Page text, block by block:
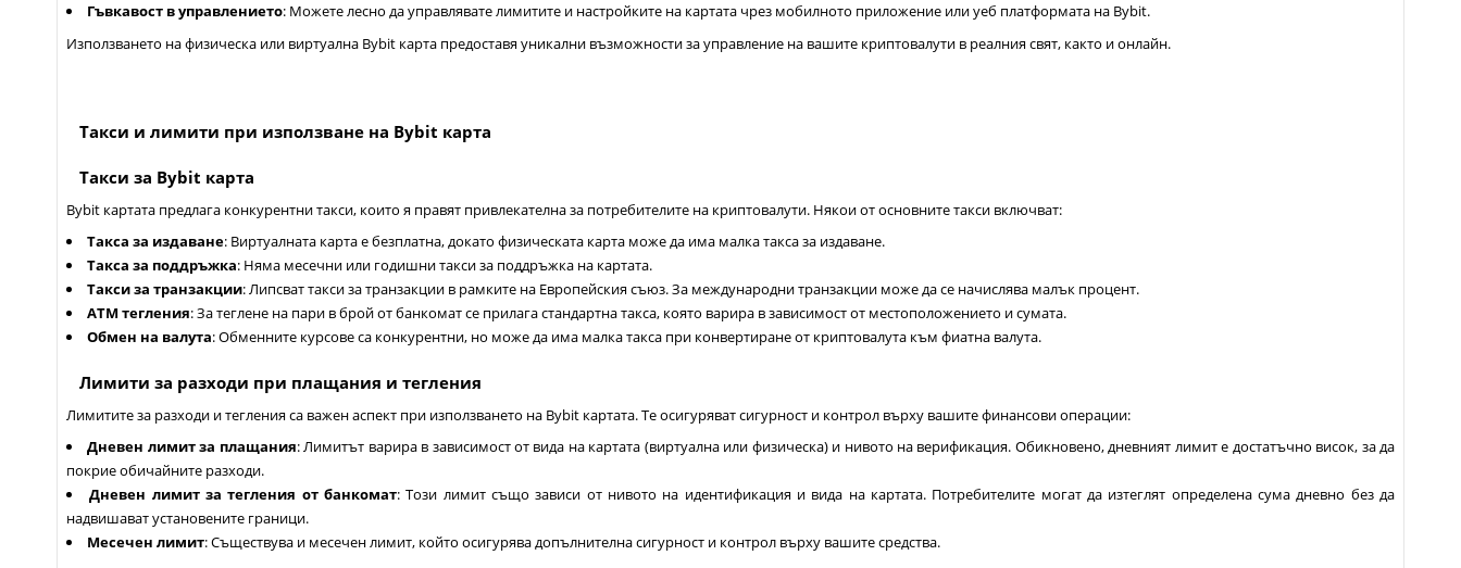
Гъвкавост в управлението: Можете лесно да управлявате лимитите и настройките на картата чрез мобилното приложение или уеб платформата на Bybit.
Използването на физическа или виртуална Bybit карта предоставя уникални възможности за управление на вашите криптовалути в реалния свят, както и онлайн.
Такси и лимити при използване на Bybit карта
Такси за Bybit карта
Bybit картата предлага конкурентни такси, които я правят привлекателна за потребителите на криптовалути. Някои от основните такси включват:
Такса за издаване: Виртуалната карта е безплатна, докато физическата карта може да има малка такса за издаване.
Такса за поддръжка: Няма месечни или годишни такси за поддръжка на картата.
Такси за транзакции: Липсват такси за транзакции в рамките на Европейския съюз. За международни транзакции може да се начислява малък процент.
ATM тегления: За теглене на пари в брой от банкомат се прилага стандартна такса, която варира в зависимост от местоположението и сумата.
Обмен на валута: Обменните курсове са конкурентни, но може да има малка такса при конвертиране от криптовалута към фиатна валута.
Лимити за разходи при плащания и тегления
Лимитите за разходи и тегления са важен аспект при използването на Bybit картата. Те осигуряват сигурност и контрол върху вашите финансови операции:
Дневен лимит за плащания: Лимитът варира в зависимост от вида на картата (виртуална или физическа) и нивото на верификация. Обикновено, дневният лимит е достатъчно висок, за да
покрие обичайните разходи.
Дневен лимит за тегления от банкомат: Този лимит също зависи от нивото на идентификация и вида на картата. Потребителите могат да изтеглят определена сума дневно без да
надвишават установените граници.
Месечен лимит: Съществува и месечен лимит, който осигурява допълнителна сигурност и контрол върху вашите средства.